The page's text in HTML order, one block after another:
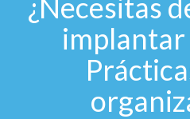
¿Necesitas